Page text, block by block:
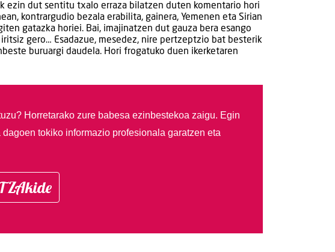
ezin dut sentitu txalo erraza bilatzen duten komentario hori
kontrargudio bezala erabilita, gainera, Yemenen eta Sirian
gatazka horiei. Bai, imajinatzen dut gauza bera esango
gero… Esadazue, mesedez, nire pertzeptzio bat besterik
buruargi daudela. Hori frogatuko duen ikerketaren
Horretarako zure babesa ezinbestekoa zaigu. Egin
tokiko informazio profesionala garatzen eta